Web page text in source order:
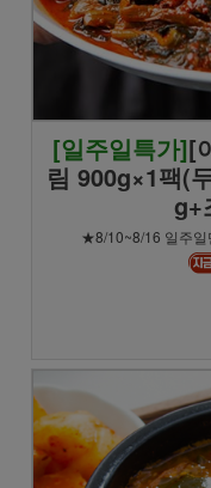
[일주일특가][
림 900g×1팩(
g+
★8/10~8/16 일주일